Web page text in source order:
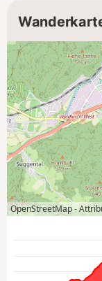
OpenStreetMap -